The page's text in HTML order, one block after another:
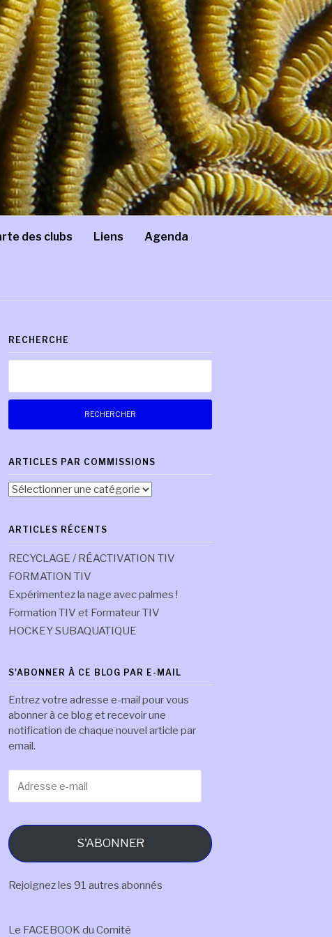
des clubs Liens Agenda
RECHERCHE
ARTICLES PAR COMMISSIONS
Articles
ARTICLES RÉCENTS
RECYCLAGE / RÉACTIVATION TIV
FORMATION TIV
Expérimentez la nage avec palmes !
Formation TIV et Formateur TIV
HOCKEY SUBAQUATIQUE
S'ABONNER À CE BLOG PAR E-MAIL
Entrez votre adresse e-mail pour vous
abonner à ce blog et recevoir une
notification de chaque nouvel article par
email.
e-
S'ABONNER
Rejoignez les 91 autres abonnés
Le FACEBOOK du Comité